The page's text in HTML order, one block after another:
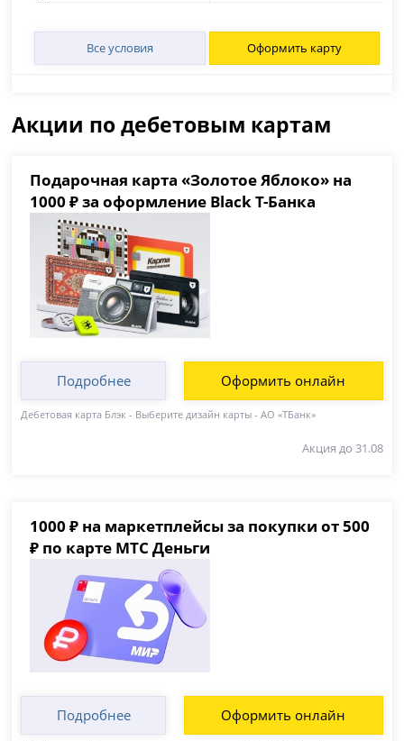
Все условия Оформить карту
Акции по дебетовым картам
Подарочная карта «Золотое Яблоко» на
1000 ₽ за оформление Black Т-Банка
Подробнее Оформить онлайн
Дебетовая карта Блэк - Выберите дизайн карты - АО «ТБанк»
Акция до 31.08
1000 ₽ на маркетплейсы за покупки от 500
₽ по карте МТС Деньги
Подробнее Оформить онлайн